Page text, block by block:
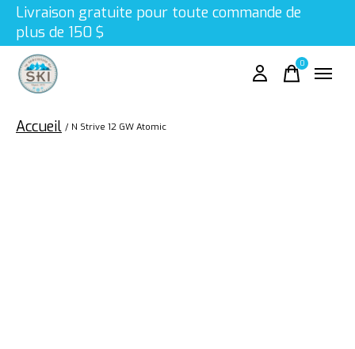
Livraison gratuite pour toute commande de
plus de 150 $
0items
Accueil / N Strive 12 GW Atomic